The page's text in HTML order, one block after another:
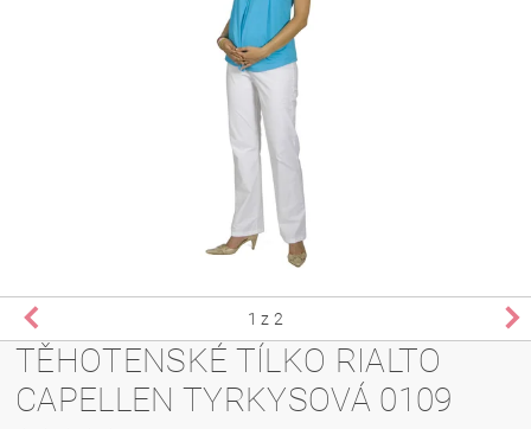
1 z 2
TĚHOTENSKÉ TÍLKO RIALTO
CAPELLEN TYRKYSOVÁ 0109